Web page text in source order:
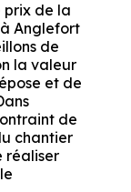
prix de la
Anglefort
de
la valeur
et de
de
chantier
réaliser